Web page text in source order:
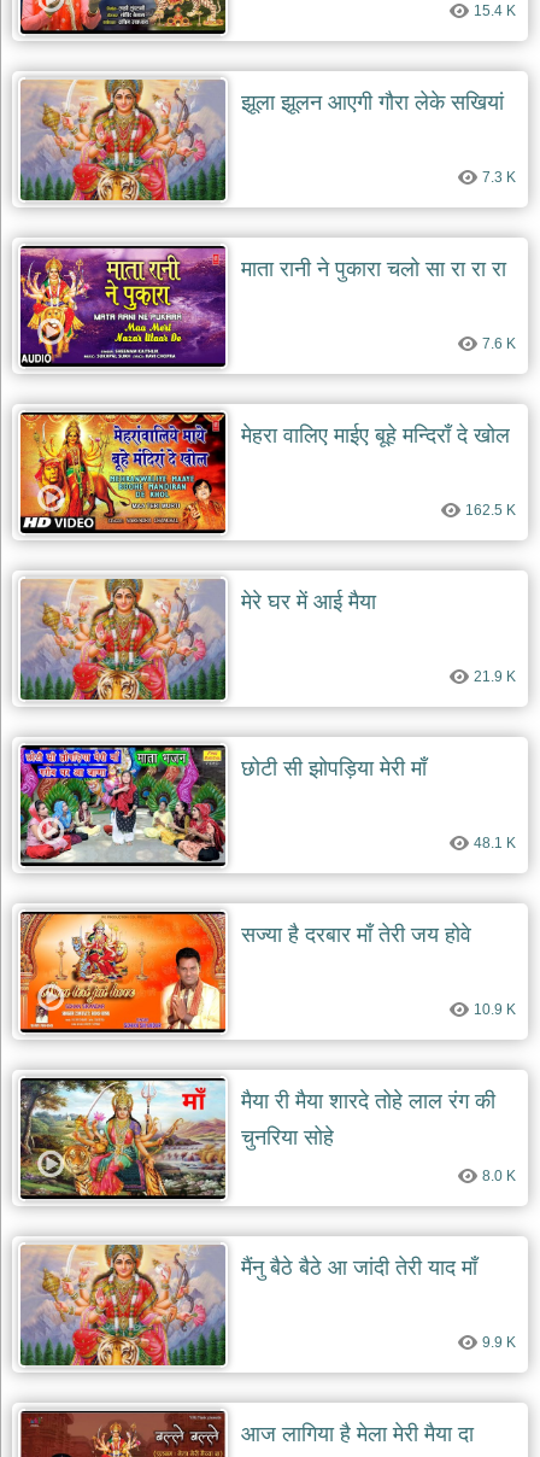
15.4 K
झूला झूलन आएगी गौरा लेके सखियां
7.3 K
माता रानी ने पुकारा चलो सा रा रा रा
7.6 K
मेहरा वालिए माईए बूहे मन्दिराँ दे खोल
162.5 K
मेरे घर में आई मैया
21.9 K
छोटी सी झोपड़िया मेरी माँ
48.1 K
सज्या है दरबार माँ तेरी जय होवे
10.9 K
मैया री मैया शारदे तोहे लाल रंग की
चुनरिया सोहे
8.0 K
मैंनु बैठे बैठे आ जांदी तेरी याद माँ
9.9 K
आज लागिया है मेला मेरी मैया दा